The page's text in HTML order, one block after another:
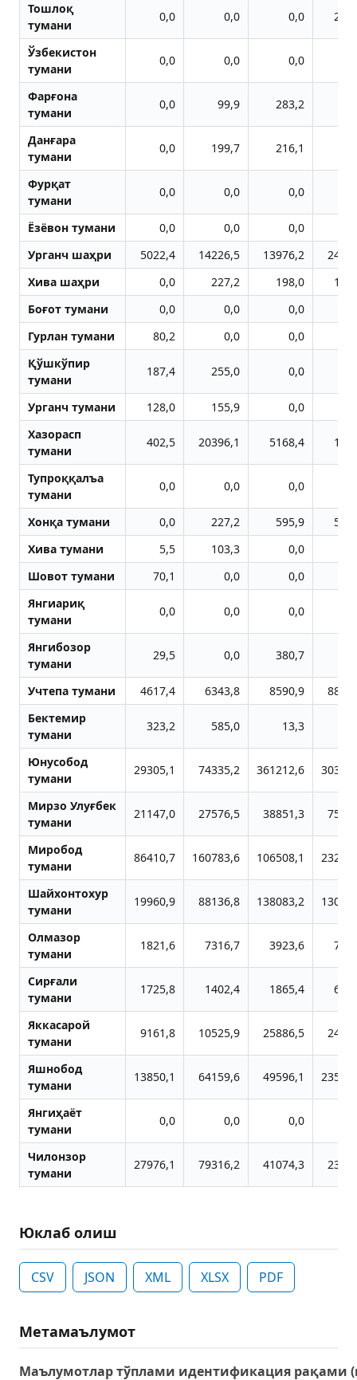
Тошлоқ
тумани
0,0 0,0 0,0
Ўзбекистон
тумани
0,0 0,0 0,0
Фарғона
тумани
0,0 99,9 283,2
Данғара
тумани
0,0 199,7 216,1
Фурқат
тумани
0,0 0,0 0,0
Ёзёвон тумани 0,0 0,0 0,0
Урганч шаҳри
5022,4 14226,5 13976,2
Хива шаҳри
0,0 227,2 198,0
Боғот тумани
0,0 0,0 0,0
Гурлан тумани
80,2 0,0 0,0
Қўшкўпир
тумани
187,4 255,0 0,0
Урганч тумани 128,0 155,9 0,0
Хазорасп
тумани
402,5 20396,1 5168,4
Тупроққалъа
тумани
0,0 0,0 0,0
Хонқа тумани 0,0 227,2 595,9
Хива тумани
5,5 103,3 0,0
Шовот тумани
70,1 0,0 0,0
Янгиариқ
тумани
0,0 0,0 0,0
Янгибозор
тумани
29,5 0,0 380,7
Учтепа тумани 4617,4 6343,8 8590,9
Бектемир
тумани
323,2 585,0 13,3
Юнусобод
тумани
29305,1 74335,2 361212,6
Мирзо Улуғбек
тумани
21147,0 27576,5 38851,3
Миробод
тумани
86410,7 160783,6 106508,1
Шайхонтохур
тумани
19960,9 88136,8 138083,2
Олмазор
тумани
1821,6 7316,7 3923,6
Сирғали
тумани
1725,8 1402,4 1865,4
Яккасарой
тумани
9161,8 10525,9 25886,5
Яшнобод
тумани
13850,1 64159,6 49596,1
Янгиҳаёт
тумани
0,0 0,0 0,0
Чилонзор
тумани
27976,1 79316,2 41074,3
Юклаб олиш
CSV JSON XML XLSX PDF
Метамаълумот
Маълумотлар тўплами идентификация рақами